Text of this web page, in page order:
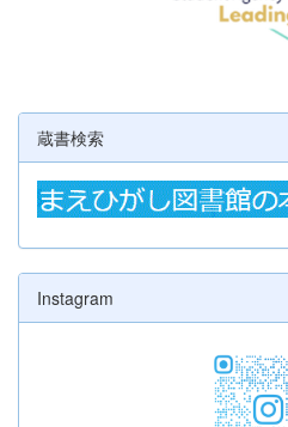
蔵書検索
Instagram